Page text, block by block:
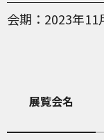
会期
2023年11
展覧会名